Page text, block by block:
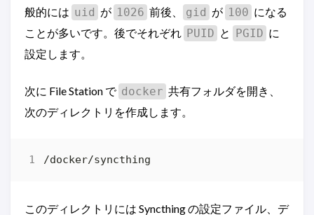
般的には uid が 1026 前後、 gid が 100 になる
ことが多いです。後でそれぞれ PUID と PGID に
設定します。
次に File Station で docker 共有フォルダを開き、
次のディレクトリを作成します。
このディレクトリには Syncthing の設定ファイル、デ